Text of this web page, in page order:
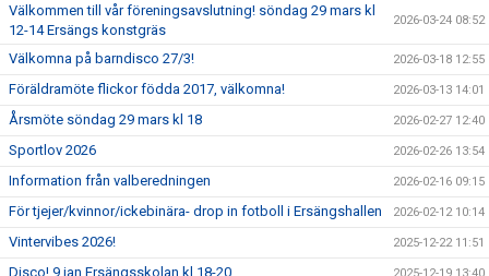
Välkommen till vår föreningsavslutning! söndag 29 mars kl
12-14 Ersängs konstgräs
2026-03-24 08:52
Välkomna på barndisco 27/3! 2026-03-18 12:55
Föräldramöte flickor födda 2017, välkomna! 2026-03-13 14:01
Årsmöte söndag 29 mars kl 18 2026-02-27 12:40
Sportlov 2026 2026-02-26 13:54
Information från valberedningen 2026-02-16 09:15
För tjejer/kvinnor/ickebinära- drop in fotboll i Ersängshallen 2026-02-12 10:14
Vintervibes 2026! 2025-12-22 11:51
Disco! 9 jan Ersängsskolan kl 18-20 2025-12-19 13:40